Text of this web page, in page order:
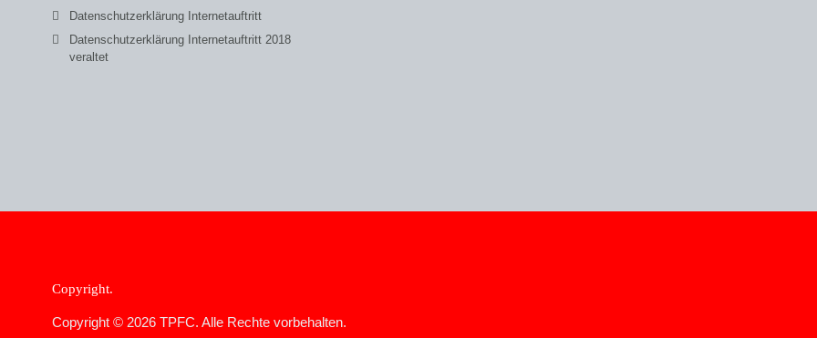
Datenschutzerklärung Internetauftritt
Datenschutzerklärung Internetauftritt 2018
veraltet
Copyright
Copyright © 2026 TPFC. Alle Rechte vorbehalten.